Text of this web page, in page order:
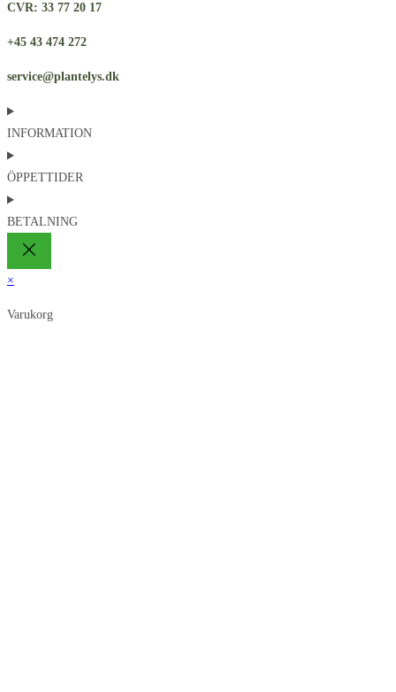
CVR: 33 77 20 17
+45 43 474 272
service@plantelys.dk
INFORMATION
ÖPPETTIDER
BETALNING
×
Varukorg